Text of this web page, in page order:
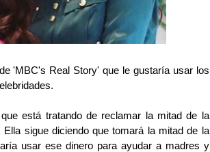
'MBC's Real Story' que le gustaría usar los
está tratando de reclamar la mitad de la
sigue diciendo que tomará la mitad de la
usar ese dinero para ayudar a madres y